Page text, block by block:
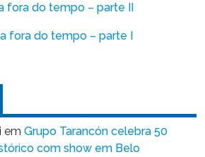
fora do tempo – parte II
fora do tempo – parte I
em Grupo Tarancón celebra 50
com show em Belo